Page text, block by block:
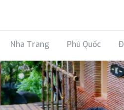
Nha Trang Phú Quốc